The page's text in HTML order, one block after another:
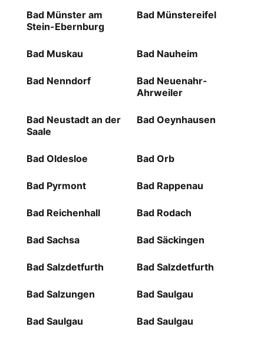
Bad Münster am
Stein-Ebernburg
Bad Münstereifel
Bad Muskau Bad Nauheim
Bad Nenndorf
Bad Neuenahr-
Ahrweiler
Bad Neustadt an der
Saale
Bad Oeynhausen
Bad Oldesloe Bad Orb
Bad Pyrmont Bad Rappenau
Bad Reichenhall Bad Rodach
Bad Sachsa Bad Säckingen
Bad Salzdetfurth Bad Salzdetfurth
Bad Salzungen Bad Saulgau
Bad Saulgau Bad Saulgau